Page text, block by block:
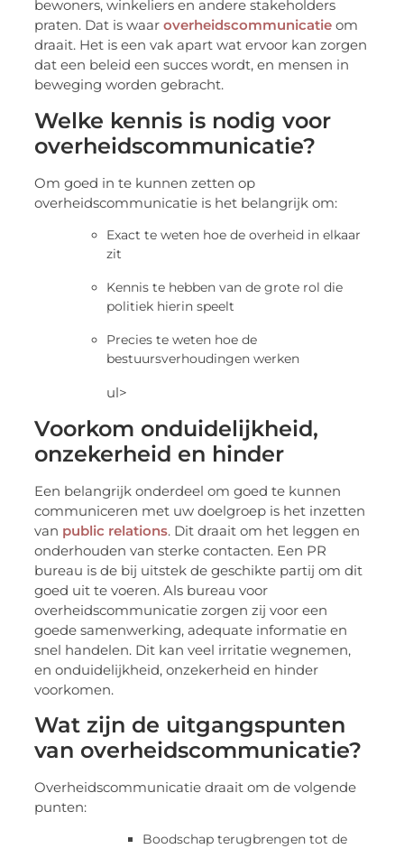
bewoners, winkeliers en andere stakeholders
praten. Dat is waaroverheidscommunicatie om
draait. Het is een vak apart wat ervoor kan zorgen
dat een beleid een succes wordt, en mensen in
beweging worden gebracht.
Welke kennis is nodig voor
overheidscommunicatie?
Om goed in te kunnen zetten op
overheidscommunicatie is het belangrijk om:
Exact te weten hoe de overheid in elkaar
zit
Kennis te hebben van de grote rol die
politiek hierin speelt
Precies te weten hoe de
bestuursverhoudingen werken
ul>
Voorkom onduidelijkheid,
onzekerheid en hinder
Een belangrijk onderdeel om goed te kunnen
communiceren met uw doelgroep is het inzetten
van public relations. Dit draait om het leggen en
onderhouden van sterke contacten. Een PR
bureau is de bij uitstek de geschikte partij om dit
goed uit te voeren. Als bureau voor
overheidscommunicatie zorgen zij voor een
goede samenwerking, adequate informatie en
snel handelen. Dit kan veel irritatie wegnemen,
en onduidelijkheid, onzekerheid en hinder
voorkomen.
Wat zijn de uitgangspunten
van overheidscommunicatie?
Overheidscommunicatie draait om de volgende
punten:
Boodschap terugbrengen tot de